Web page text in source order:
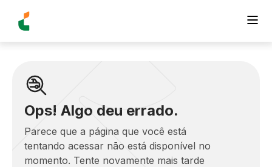
Ops! Algo deu errado.
Parece que a página que você está
tentando acessar não está disponível no
momento. Tente novamente mais tarde